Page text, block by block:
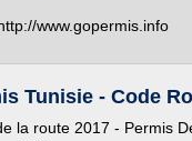
www.gopermis.info
Tunisie - Code
la route 2017 - Permis